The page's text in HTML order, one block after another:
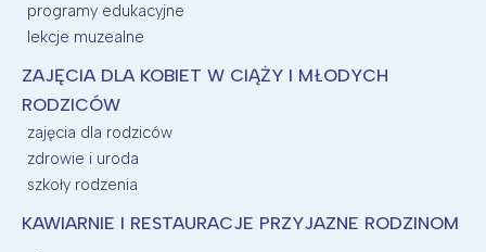
programy edukacyjne
lekcje muzealne
ZAJĘCIA DLA KOBIET W CIĄŻY I MŁODYCH
RODZICÓW
zajęcia dla rodziców
zdrowie i uroda
szkoły rodzenia
KAWIARNIE I RESTAURACJE PRZYJAZNE RODZINOM